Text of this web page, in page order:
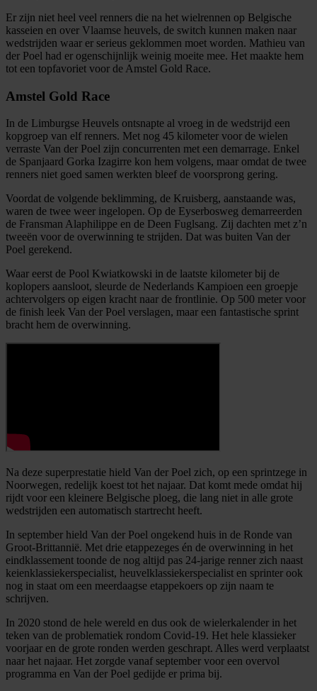
Er zijn niet heel veel renners die na het wielrennen op Belgische
kasseien en over Vlaamse heuvels, de switch kunnen maken naar
wedstrijden waar er serieus geklommen moet worden. Mathieu van
der Poel had er ogenschijnlijk weinig moeite mee. Het maakte hem
tot een topfavoriet voor de Amstel Gold Race.
Amstel Gold Race
In de Limburgse Heuvels ontsnapte al vroeg in de wedstrijd een
kopgroep van elf renners. Met nog 45 kilometer voor de wielen
verraste Van der Poel zijn concurrenten met een demarrage. Enkel
de Spanjaard Gorka Izagirre kon hem volgens, maar omdat de twee
renners niet goed samen werkten bleef de voorsprong gering.
Voordat de volgende beklimming, de Kruisberg, aanstaande was,
waren de twee weer ingelopen. Op de Eyserbosweg demarreerden
de Fransman Alaphilippe en de Deen Fuglsang. Zij dachten met z’n
tweeën voor de overwinning te strijden. Dat was buiten Van der
Poel gerekend.
Waar eerst de Pool Kwiatkowski in de laatste kilometer bij de
koplopers aansloot, sleurde de Nederlands Kampioen een groepje
achtervolgers op eigen kracht naar de frontlinie. Op 500 meter voor
de finish leek Van der Poel verslagen, maar een fantastische sprint
bracht hem de overwinning.
Na deze superprestatie hield Van der Poel zich, op een sprintzege in
Noorwegen, redelijk koest tot het najaar. Dat komt mede omdat hij
rijdt voor een kleinere Belgische ploeg, die lang niet in alle grote
wedstrijden een automatisch startrecht heeft.
In september hield Van der Poel ongekend huis in de Ronde van
Groot-Brittannië. Met drie etappezeges én de overwinning in het
eindklassement toonde de nog altijd pas 24-jarige renner zich naast
keienklassiekerspecialist, heuvelklassiekerspecialist en sprinter ook
nog in staat om een meerdaagse etappekoers op zijn naam te
schrijven.
In 2020 stond de hele wereld en dus ook de wielerkalender in het
teken van de problematiek rondom Covid-19. Het hele klassieker
voorjaar en de grote ronden werden geschrapt. Alles werd verplaatst
naar het najaar. Het zorgde vanaf september voor een overvol
programma en Van der Poel gedijde er prima bij.